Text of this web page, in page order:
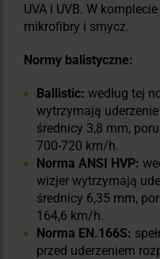
UVA i UVB. W
mikrofibry i smycz.
Normy balistyczne:
Ballistic: według tej
wytrzymają
średnicy 3,8 mm,
700-720 km/h.
Norma ANSI HVP:
wizjer wytrzymają
średnicy 6,35 mm,
164,6 km/h.
Norma EN.166S:
przed uderzeniem